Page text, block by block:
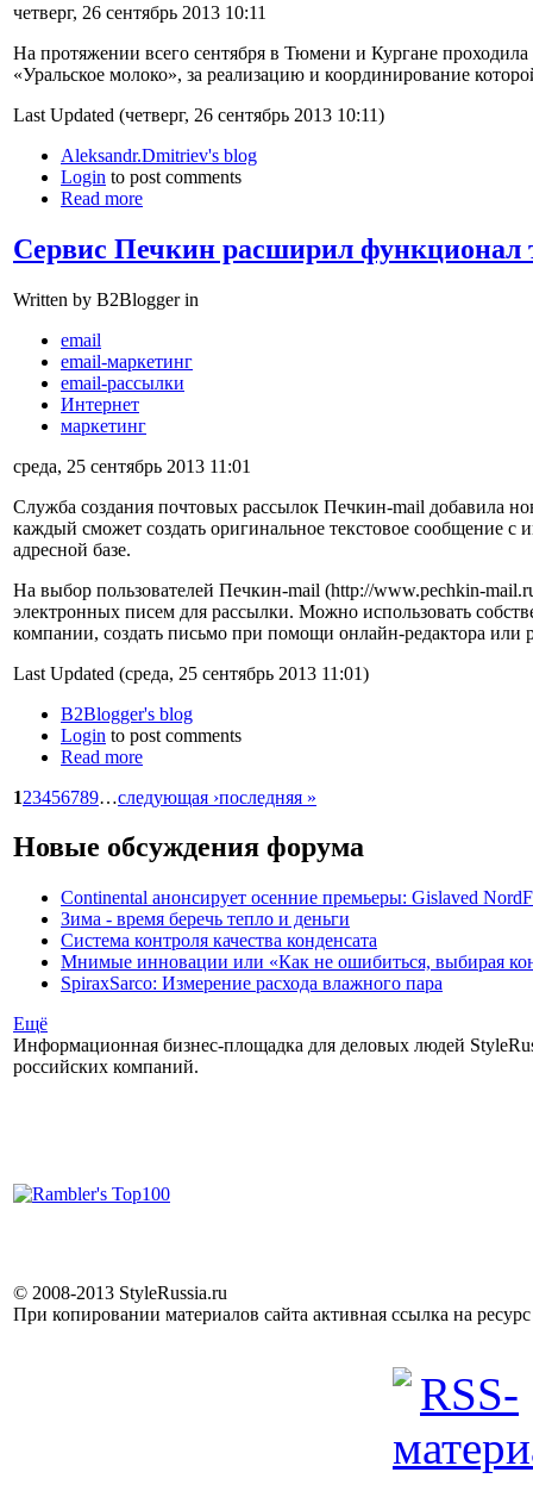
четверг, 26 сентябрь 2013 10:11
На протяжении всего сентября в Тюмени и Кургане
«Уральское молоко», за реализацию и координирование
Last Updated (четверг, 26 сентябрь 2013 10:11)
Aleksandr.Dmitriev's blog
Login to post comments
Read more
Сервис Печкин расширил функционал
Written by B2Blogger in
email
email-маркетинг
email-рассылки
Интернет
маркетинг
среда, 25 сентябрь 2013 11:01
Служба создания почтовых рассылок Печкин-mail добавила
каждый сможет создать оригинальное текстовое сообщение
адресной базе.
На выбор пользователей Печкин-mail (http://www.pechkin-
электронных писем для рассылки. Можно использовать
компании, создать письмо при помощи онлайн-редактора или
Last Updated (среда, 25 сентябрь 2013 11:01)
B2Blogger's blog
Login to post comments
Read more
123456789…следующая ›последняя »
Новые обсуждения форума
Continental анонсирует осенние премьеры: Gislaved
Зима - время беречь тепло и деньги
Система контроля качества конденсата
Мнимые инновации или «Как не ошибиться, выбирая
SpiraxSarco: Измерение расхода влажного пара
Ещё
Информационная бизнес-площадка для деловых людей
российских компаний.
© 2008-2013 StyleRussia.ru
При копировании материалов сайта активная ссылка на